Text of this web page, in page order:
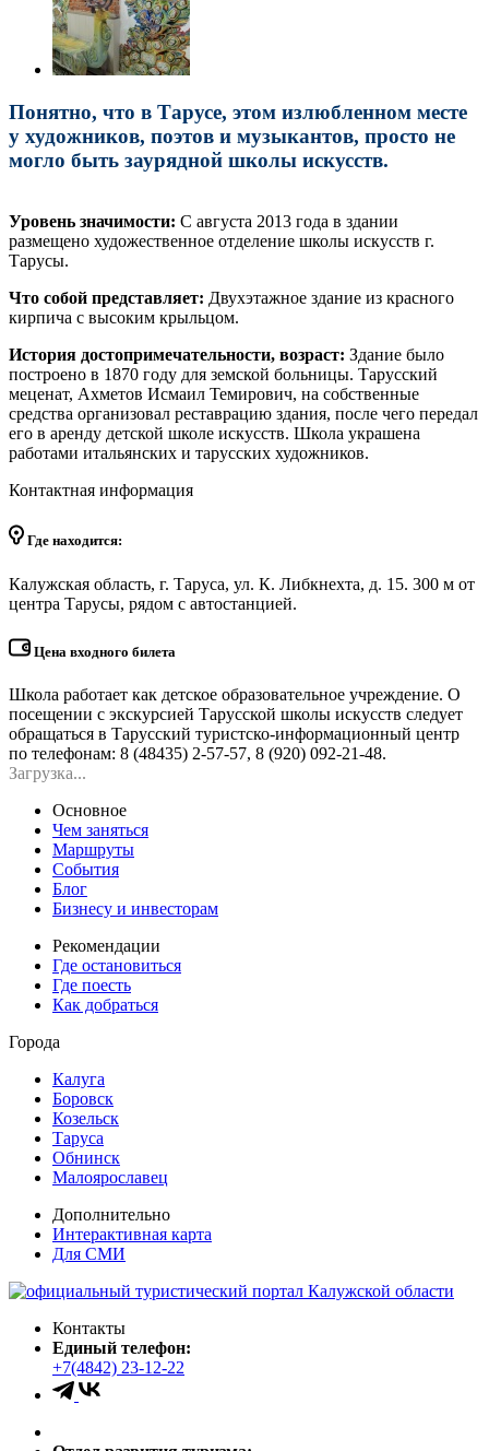
Понятно, что в Тарусе, этом излюбленном месте
у художников, поэтов и музыкантов, просто не
могло быть заурядной школы искусств.
Уровень значимости: С августа 2013 года в здании
размещено художественное отделение школы искусств г.
Тарусы.
Что собой представляет: Двухэтажное здание из красного
кирпича с высоким крыльцом.
История достопримечательности, возраст: Здание было
построено в 1870 году для земской больницы. Тарусский
меценат, Ахметов Исмаил Темирович, на собственные
средства организовал реставрацию здания, после чего передал
его в аренду детской школе искусств. Школа украшена
работами итальянских и тарусских художников.
Контактная информация
Где находится:
Калужская область, г. Таруса, ул. К. Либкнехта, д. 15. 300 м от
центра Тарусы, рядом с автостанцией.
Цена входного билета
Школа работает как детское образовательное учреждение. О
посещении с экскурсией Тарусской школы искусств следует
обращаться в Тарусский туристско-информационный центр
по телефонам: 8 (48435) 2-57-57, 8 (920) 092-21-48.
Загрузка...
Основное
Чем заняться
Маршруты
События
Блог
Бизнесу и инвесторам
Рекомендации
Где остановиться
Где поесть
Как добраться
Города
Калуга
Боровск
Козельск
Таруса
Обнинск
Малоярославец
Дополнительно
Интерактивная карта
Для СМИ
Контакты
Единый телефон:
+7(4842) 23-12-22